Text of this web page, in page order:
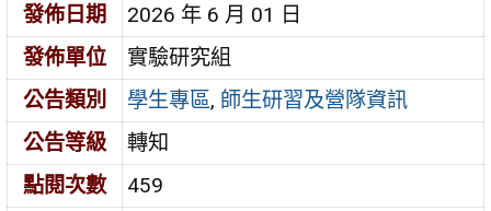
發佈日期
2026 年 6 月 01 日
發佈單位
實驗研究組
公告類別
學生專區, 師生研習及營隊資訊
公告等級
轉知
點閱次數
459